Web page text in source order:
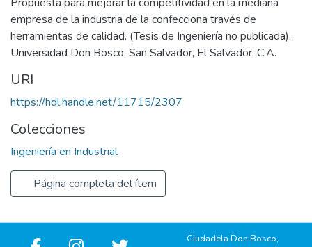
empresa de la industria de la confecciona través de
herramientas de calidad. (Tesis de Ingeniería no publicada).
Universidad Don Bosco, San Salvador, El Salvador, C.A.
URI
https://hdl.handle.net/11715/2307
Colecciones
Ingeniería en Industrial
Página completa del ítem
Ciudadela Don Bosco,